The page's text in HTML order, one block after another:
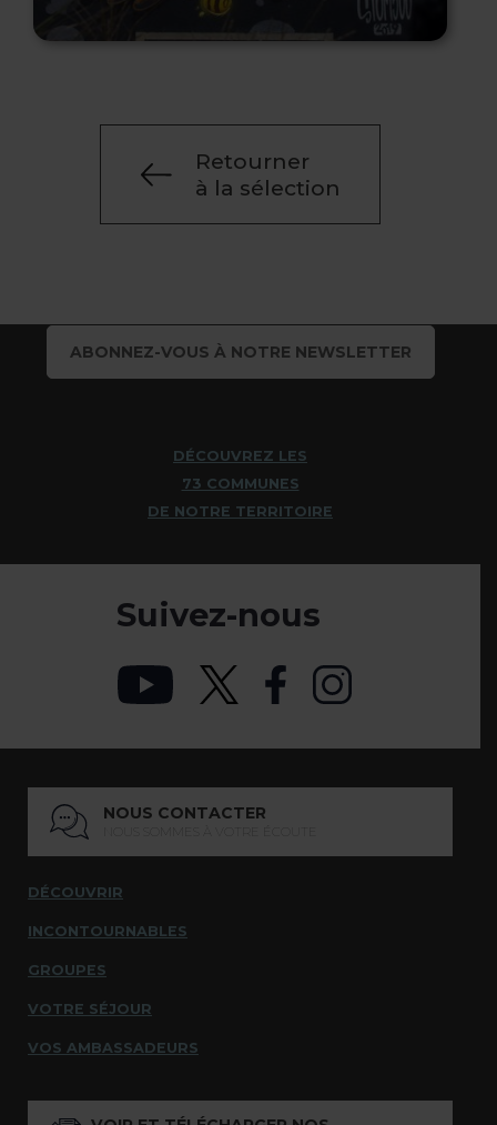
Retourner
à la sélection
ABONNEZ-VOUS À NOTRE NEWSLETTER
DÉCOUVREZ LES
73 COMMUNES
DE NOTRE TERRITOIRE
Suivez-nous
NOUS CONTACTER
DÉCOUVRIR
INCONTOURNABLES
GROUPES
VOTRE SÉJOUR
VOS AMBASSADEURS